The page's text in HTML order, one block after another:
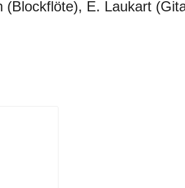
(Blockflöte), E. Laukart